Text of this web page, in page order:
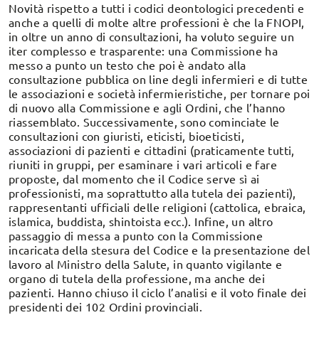
Novità rispetto a tutti i codici deontologici precedenti e
anche a quelli di molte altre professioni è che la FNOPI,
in oltre un anno di consultazioni, ha voluto seguire un
iter complesso e trasparente: una Commissione ha
messo a punto un testo che poi è andato alla
consultazione pubblica on line degli infermieri e di tutte
le associazioni e società infermieristiche, per tornare poi
di nuovo alla Commissione e agli Ordini, che l’hanno
riassemblato. Successivamente, sono cominciate le
consultazioni con giuristi, eticisti, bioeticisti,
associazioni di pazienti e cittadini (praticamente tutti,
riuniti in gruppi, per esaminare i vari articoli e fare
proposte, dal momento che il Codice serve sì ai
professionisti, ma soprattutto alla tutela dei pazienti),
rappresentanti ufficiali delle religioni (cattolica, ebraica,
islamica, buddista, shintoista ecc.). Infine, un altro
passaggio di messa a punto con la Commissione
incaricata della stesura del Codice e la presentazione del
lavoro al Ministro della Salute, in quanto vigilante e
organo di tutela della professione, ma anche dei
pazienti. Hanno chiuso il ciclo l’analisi e il voto finale dei
presidenti dei 102 Ordini provinciali.